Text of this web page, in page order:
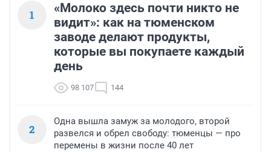
1
«Молоко здесь почти никто не
видит»: как на тюменском
заводе делают продукты,
которые вы покупаете каждый
день
98 107 144
2
Одна вышла замуж за молодого, второй
развелся и обрел свободу: тюменцы — про
перемены в жизни после 40 лет